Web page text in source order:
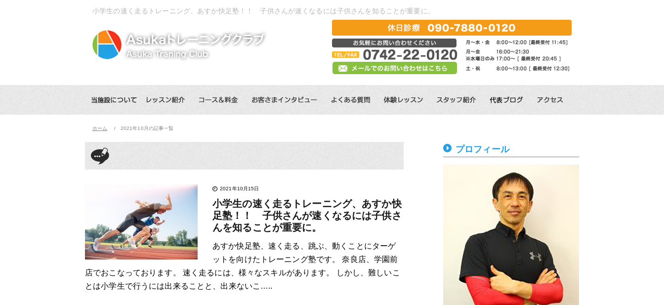
小学生の速く走るトレーニング、あすか快足塾！！ 子供さんが速くなるには子供さんを知ることが重要に。
ホーム 2021年10月の記事一覧
2021年10月15日
小学生の速く走るトレーニング、あすか快
足塾！！ 子供さんが速くなるには子供さ
んを知ることが重要に。
あすか快足塾、速く走る、跳ぶ、動くことにターゲ
ットを向けたトレーニング塾です。 奈良店、学園前
店でおこなっております。 速く走るには、様々なスキルがあります。 しかし、難しいこ
とは小学生で行うには出来ることと、出来ないこ…..
プロフィール